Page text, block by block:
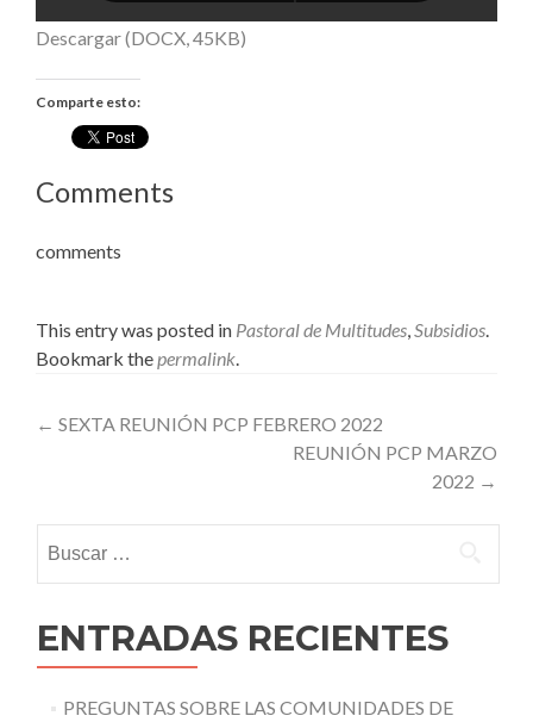
Descargar (DOCX, 45KB)
Comparte esto:
Comments
comments
This entry was posted in Pastoral de Multitudes,Subsidios.
Bookmark thepermalink.
Post
← SEXTA REUNIÓN PCP FEBRERO 2022
REUNIÓN PCP MARZO
2022 →
ENTRADAS RECIENTES
PREGUNTAS SOBRE LAS COMUNIDADES DE